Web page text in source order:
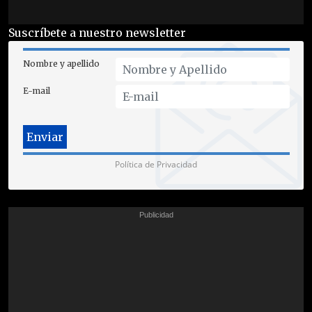
Suscríbete a nuestro newsletter
Nombre y apellido
E-mail
Política de Privacidad